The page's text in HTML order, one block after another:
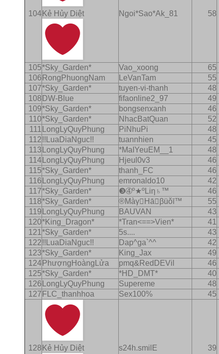
104 Kẻ Hủy Diệt Ngoi*Sao*Ak_81 58
105*Sky_Garden* Vao_xoong
65
106 RongPhuongNam LeVanTam
55
107*Sky_Garden* tuyen-vi-thanh
48
108 DW-Blue fifaonline2_97
49
109*Sky_Garden* bongsenxanh
46
110*Sky_Garden* NhacBatQuan
52
111
LongLyQuyPhung PiNhuPi
48
112!!LuaDiaNguc!! tuannhien
45
113
LongLyQuyPhung *MaIYeuEM__1
48
114 LongLyQuyPhung Hjeul0v3
46
115*Sky_Garden* thanh_FC
46
116
LongLyQuyPhung emronaldo10
42
117*Sky_Garden* ❸➃º★ºLiη♄™
46
118*Sky_Garden* ®MàγНāβüǒī™
55
119
LongLyQuyPhung BAUVAN
43
120*King_Dragon* *Tran<==>Vien*
41
121 *Sky_Garden* 5s....
43
122!!LuaDiaNguc!! Dap^ga`^^
42
123*Sky_Garden* King_Jax
49
124 PhượngHoàngLửa pmq&RedDEVil
46
125*Sky_Garden* *HD_DMT*
40
126
LongLyQuyPhung Supereme
48
127 FLC_thanhhoa Sex100% 45
128 Kẻ Hủy Diệt s24h.smilE 39